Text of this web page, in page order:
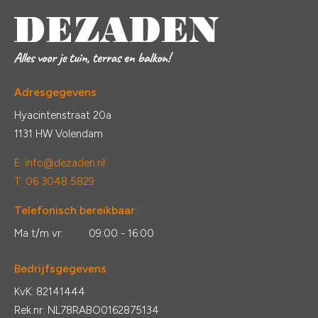
Adresgegevens
Hyacintenstraat 20a
1131 HW Volendam
E: info@dezaden.nl
T: 06 3048 5829
Telefonisch bereikbaar:
Ma t/m vr: 09:00 - 16:00
Bedrijfsgegevens
KvK: 82141444
Rek.nr: NL78RABO0162875134